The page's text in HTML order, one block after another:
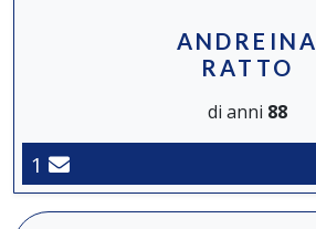
ANDREINA
RATTO
di anni 88
1